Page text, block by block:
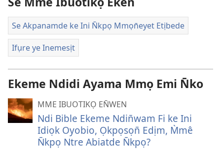
Se Akpanamde ke Ini N̄kpọ Mmọn̄eyet Etịbede
Ifụre ye Inemesịt
Ekeme Ndidi Ayama Mmọ Emi N̄ko
MME IBUOTIKỌ EN̄WEN
Ndi Bible Ekeme Ndin̄wam Fi ke Ini
Idiọk Oyobio, Ọkpọsọn̄ Edịm, M̀mê
N̄kpọ Ntre Abiatde N̄kpọ?